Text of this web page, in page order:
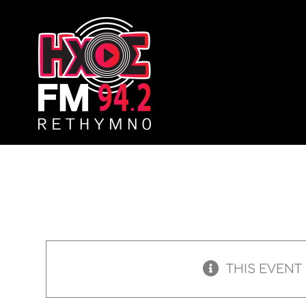
THIS EVENT